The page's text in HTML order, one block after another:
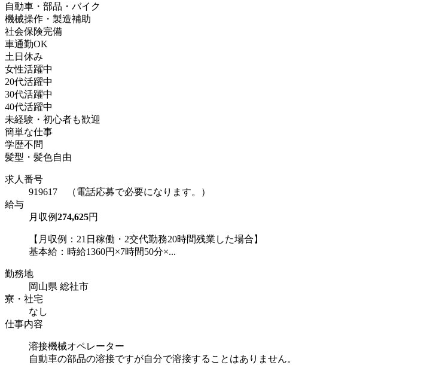
自動車・部品・バイク
機械操作・製造補助
社会保険完備
車通勤OK
土日休み
女性活躍中
20代活躍中
30代活躍中
40代活躍中
未経験・初心者も歓迎
簡単な仕事
学歴不問
髪型・髪色自由
求人番号
919617 （電話応募で必要になります。）
給与
月収例274,625円
【月収例：21日稼働・2交代勤務20時間残業した場合】
基本給：時給1360円×7時間50分×...
勤務地
岡山県 総社市
寮・社宅
なし
仕事内容
溶接機械オペレーター
自動車の部品の溶接ですが自分で溶接することはありません。